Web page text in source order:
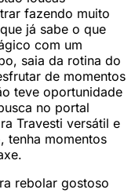
fazendo muito
já sabe o que
com um
saia da rotina do
de momentos
teve oportunidade
no portal
Travesti versátil e
tenha momentos
rebolar gostoso